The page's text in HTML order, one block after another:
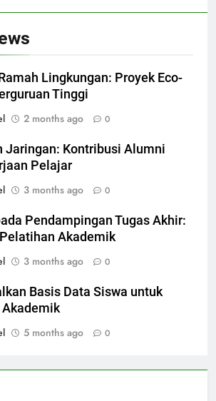
Lingkungan: Proyek Eco-
Tinggi
2 months ago 0
Jaringan: Kontribusi Alumni
Pelajar
3 months ago 0
Pendampingan Tugas Akhir:
Akademik
3 months ago 0
Basis Data Siswa untuk
Akademik
5 months ago 0